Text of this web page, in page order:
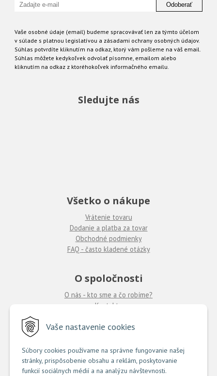
Vaše nastavenie cookies
Súbory cookies používame na správne fungovanie našej
stránky, prispôsobenie obsahu a reklám, poskytovanie
funkcií sociálnych médií a na analýzu návštevnosti.
Odoberať
Vaše osobné údaje (email) budeme spracovávať len za týmto účelom
v súlade s platnou legislatívou a zásadami ochrany osobných údajov.
Súhlas potvrdíte kliknutím na odkaz, ktorý vám pošleme na váš email.
Súhlas môžete kedykoľvek odvolať písomne, emailom alebo
kliknutím na odkaz z ktoréhokoľvek informačného emailu.
Sledujte nás
Všetko o nákupe
Vrátenie tovaru
Dodanie a platba za tovar
Obchodné podmienky
FAQ - často kladené otázky
O spoločnosti
O nás - kto sme a čo robíme?
Kontakty
Predajne COUTURE
TU nájdete zoznam našich predajní